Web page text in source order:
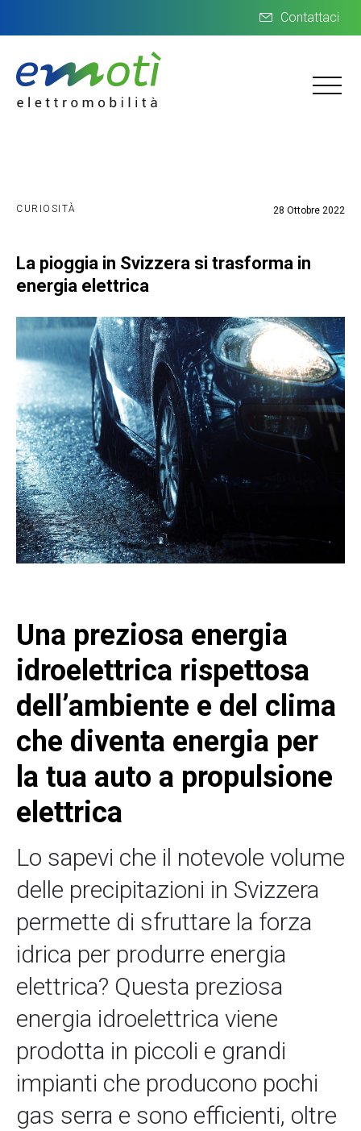
Contattaci
CURIOSITÀ 28 Ottobre 2022
La pioggia in Svizzera si trasforma in
energia elettrica
Una preziosa energia
idroelettrica rispettosa
dell’ambiente e del clima
che diventa energia per
la tua auto a propulsione
elettrica
Lo sapevi che il notevole volume
delle precipitazioni in Svizzera
permette di sfruttare la forza
idrica per produrre energia
elettrica? Questa preziosa
energia idroelettrica viene
prodotta in piccoli e grandi
impianti che producono pochi
gas serra e sono efficienti, oltre